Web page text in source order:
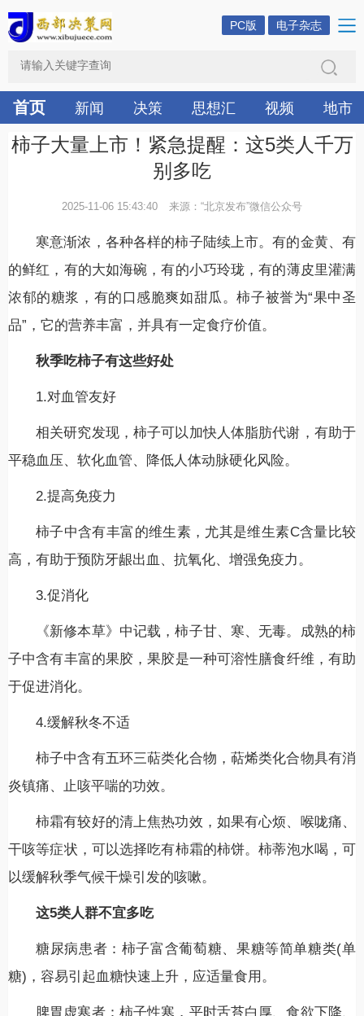
PC版 电子杂志
首页 新闻 决策 思想汇 视频 地市
柿子大量上市！紧急提醒：这5类人千万
别多吃
2025-11-06 15:43:40 来源：“北京发布”微信公众号
寒意渐浓，各种各样的柿子陆续上市。有的金黄、有
的鲜红，有的大如海碗，有的小巧玲珑，有的薄皮里灌满
浓郁的糖浆，有的口感脆爽如甜瓜。柿子被誉为“果中圣
品”，它的营养丰富，并具有一定食疗价值。
秋季吃柿子有这些好处
1.对血管友好
相关研究发现，柿子可以加快人体脂肪代谢，有助于
平稳血压、软化血管、降低人体动脉硬化风险。
2.提高免疫力
柿子中含有丰富的维生素，尤其是维生素C含量比较
高，有助于预防牙龈出血、抗氧化、增强免疫力。
3.促消化
《新修本草》中记载，柿子甘、寒、无毒。成熟的柿
子中含有丰富的果胶，果胶是一种可溶性膳食纤维，有助
于促进消化。
4.缓解秋冬不适
柿子中含有五环三萜类化合物，萜烯类化合物具有消
炎镇痛、止咳平喘的功效。
柿霜有较好的清上焦热功效，如果有心烦、喉咙痛、
干咳等症状，可以选择吃有柿霜的柿饼。柿蒂泡水喝，可
以缓解秋季气候干燥引发的咳嗽。
这5类人群不宜多吃
糖尿病患者：柿子富含葡萄糖、果糖等简单糖类(单
糖)，容易引起血糖快速上升，应适量食用。
脾胃虚寒者：柿子性寒，平时舌苔白厚、食欲下降、